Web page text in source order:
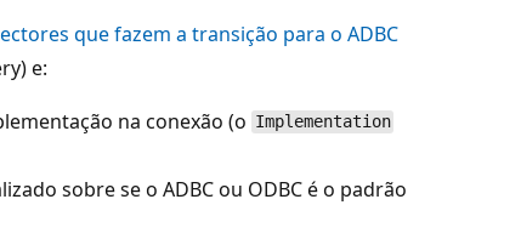
que fazem a transição para o ADBC
e:
na conexão (o Implementation
sobre se o ADBC ou ODBC é o padrão